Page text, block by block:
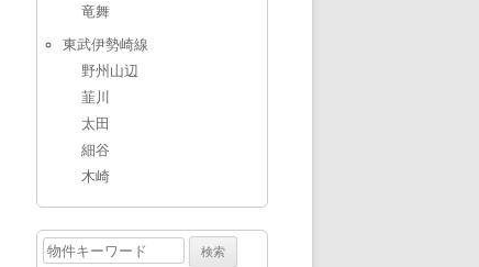
竜舞
東武伊勢崎線
野州山辺
韮川
太田
細谷
木崎